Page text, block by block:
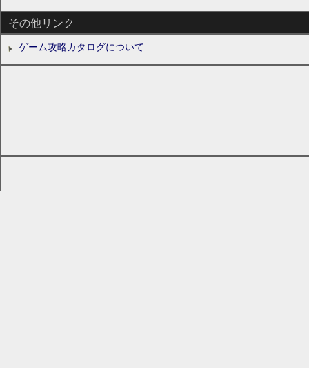
その他リンク
ゲーム攻略カタログについて